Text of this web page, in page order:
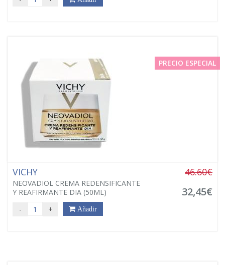
PRECIO ESPECIAL
VICHY
NEOVADIOL CREMA REDENSIFICANTE
Y REAFIRMANTE DIA (50ML)
46.60€
32,45€
- + Añadir